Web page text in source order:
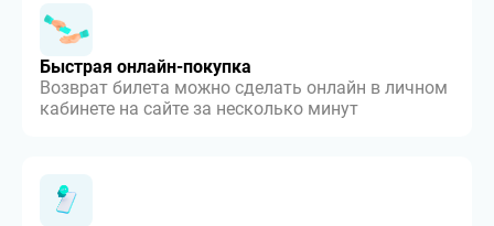
Быстрая онлайн-покупка
Возврат билета можно сделать онлайн в личном
кабинете на сайте за несколько минут